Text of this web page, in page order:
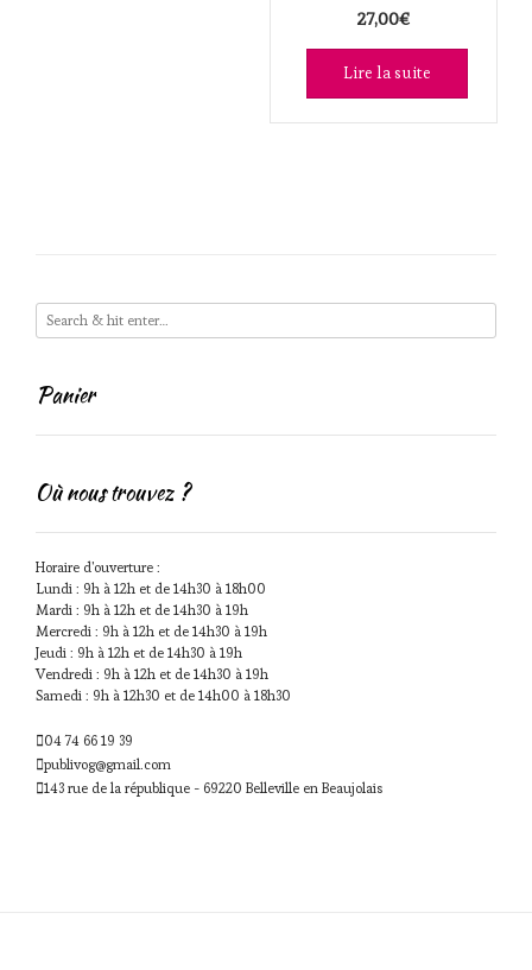
27,00€
Lire la suite
Panier
Où nous trouvez ?
Horaire d'ouverture :
Lundi : 9h à 12h et de 14h30 à 18h00
Mardi : 9h à 12h et de 14h30 à 19h
Mercredi : 9h à 12h et de 14h30 à 19h
Jeudi : 9h à 12h et de 14h30 à 19h
Vendredi : 9h à 12h et de 14h30 à 19h
Samedi : 9h à 12h30 et de 14h00 à 18h30
04 74 66 19 39
publivog@gmail.com
143 rue de la république - 69220 Belleville en Beaujolais